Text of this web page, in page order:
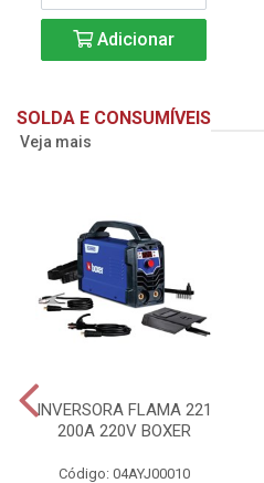
Adicionar
SOLDA E CONSUMÍVEIS
Veja mais
INVERSORA FLAMA 221
200A 220V BOXER
Código: 04AYJ00010